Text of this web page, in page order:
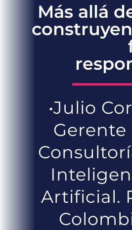
Más allá
•Julio
Gerente
Artificial.